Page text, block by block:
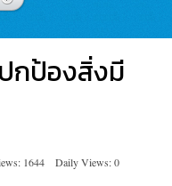
กป้องสิ่งมี
1644
Daily Views: 0